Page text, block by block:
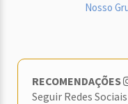
Nosso
RECOMENDAÇÕES
Seguir Redes